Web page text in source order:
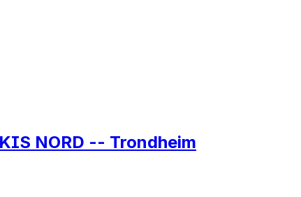
NORD -- Trondheim